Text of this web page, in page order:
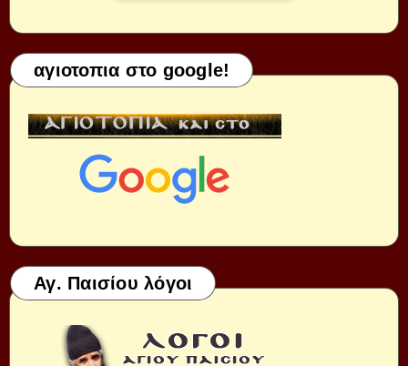
αγιοτοπια στο google!
Αγ. Παισίου λόγοι